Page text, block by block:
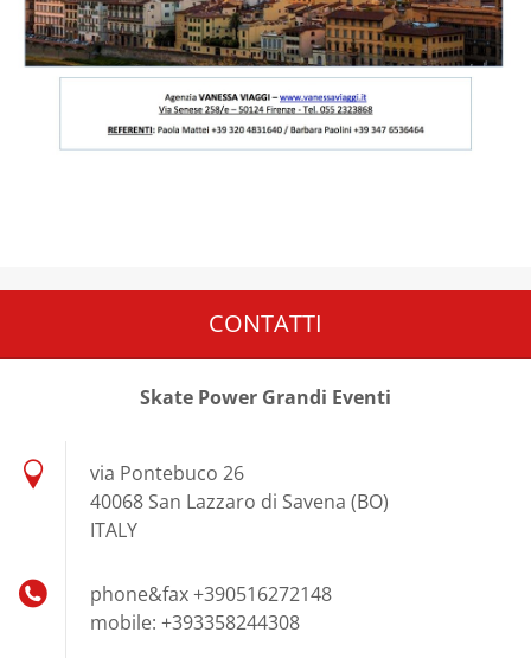
CONTATTI
Skate Power Grandi Eventi
via Pontebuco 26
40068 San Lazzaro di Savena (BO)
ITALY
phone&fax +390516272148
mobile: +393358244308